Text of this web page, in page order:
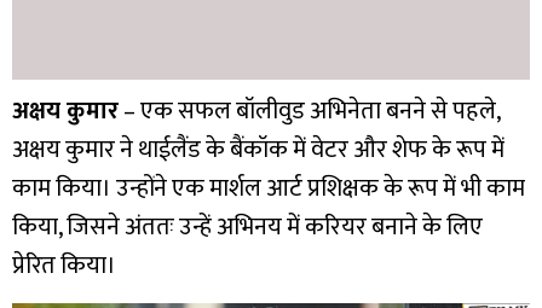
अक्षय कुमार– एक सफल बॉलीवुड अभिनेता बनने से पहले,
अक्षय कुमार ने थाईलैंड के बैंकॉक में वेटर और शेफ के रूप में
काम किया। उन्होंने एक मार्शल आर्ट प्रशिक्षक के रूप में भी काम
किया, जिसने अंततः उन्हें अभिनय में करियर बनाने के लिए
प्रेरित किया।